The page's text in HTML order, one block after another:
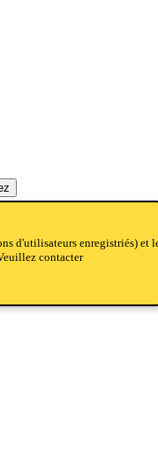
d'utilisateurs enregistriés) et
contacter